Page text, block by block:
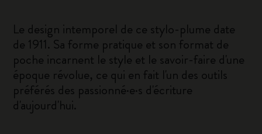
Le design intemporel de ce stylo-plume date
de 1911. Sa forme pratique et son format de
poche incarnent le style et le savoir-faire d'une
époque révolue, ce qui en fait l'un des outils
préférés des passionné·e·s d'écriture
d'aujourd'hui.